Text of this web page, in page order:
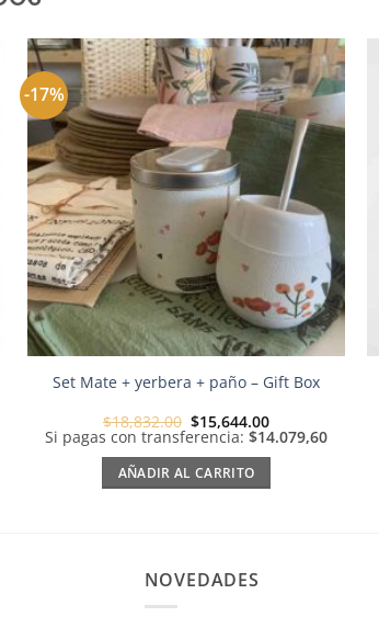
-17%
Añadir
a la
lista de
deseos
Set Mate + yerbera + paño – Gift Box
$18,832.00 El
precio
era:
$18,832.00.
$15,644.00El
precio
actual
Si pagas con transferencia: $14.079,60
AÑADIR AL CARRITO
NOVEDADES